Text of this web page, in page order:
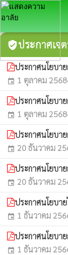
verified_userประกาศเจ
ประกาศนโยบา
event 1 ตุลาคม 2568
ประกาศนโยบา
event 1 ตุลาคม 2568
ประกาศนโยบา
event 20 ธันวาคม
ประกาศนโยบา
event 20 ธันวาคม
ประกาศนโยบา
event 1 ธันวาคม
ประกาศนโยบา
event 1 ธันวาคม